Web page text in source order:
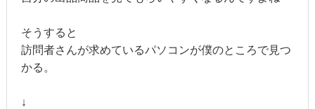
そうすると
訪問者さんが求めているパソコンが僕のところで見つ
かる。
↓